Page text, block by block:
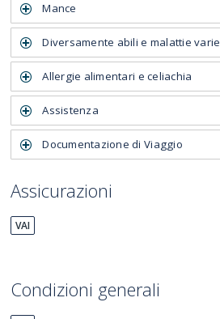
Mance
Diversamente abili e malattie varie
Allergie alimentari e celiachia
Assistenza
Documentazione di Viaggio
Assicurazioni
VAI
Condizioni generali